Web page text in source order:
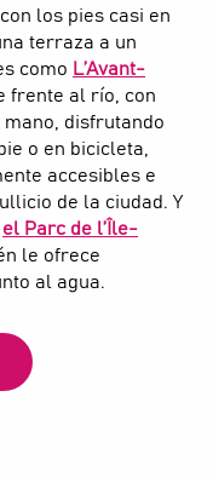
los pies casi en
terraza a un
como L’Avant-
frente al río, con
disfrutando
o en bicicleta,
accesibles e
de la ciudad. Y
el Parc de l’Île-
le ofrece
al agua.